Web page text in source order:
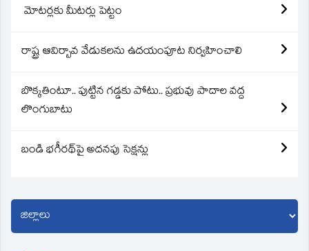
మోటర్లకు మీటర్లు పెట్టం
రాష్ట్ర ఆవిర్బావ వేడుకలను ఉదయంపూట నిర్వహించాలి
బొక్కతింటూ.. పుట్టిన గడ్డకు పోటు.. ప్రభువు పాదాల వద్ద
లొంగుబాటు
బండి భగీరథ్‌పై అదనపు సెక్షన్లు